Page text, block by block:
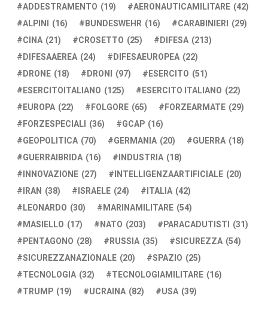
ADDESTRAMENTO (19) AERONAUTICAMILITARE (42)
ALPINI (16) BUNDESWEHR (16) CARABINIERI (29)
CINA (21) CROSETTO (25) DIFESA (213)
DIFESAAEREA (24) DIFESAEUROPEA (22)
DRONE (18) DRONI (97) ESERCITO (51)
ESERCITOITALIANO (125) ESERCITO ITALIANO (22)
EUROPA (22) FOLGORE (65) FORZEARMATE (29)
FORZESPECIALI (36) GCAP (16)
GEOPOLITICA (70) GERMANIA (20) GUERRA (18)
GUERRAIBRIDA (16) INDUSTRIA (18)
INNOVAZIONE (27) INTELLIGENZAARTIFICIALE (20)
IRAN (38) ISRAELE (24) ITALIA (42)
LEONARDO (30) MARINAMILITARE (54)
MASIELLO (17) NATO (203) PARACADUTISTI (31)
PENTAGONO (28) RUSSIA (35) SICUREZZA (54)
SICUREZZANAZIONALE (20) SPAZIO (25)
TECNOLOGIA (32) TECNOLOGIAMILITARE (16)
TRUMP (19) UCRAINA (82) USA (39)